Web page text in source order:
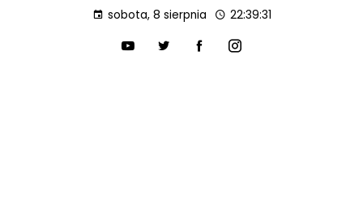
sobota, 8 sierpnia 22:39:32